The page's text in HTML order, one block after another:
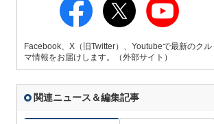
Facebook、X（旧Twitter）、Youtubeで最新のクル
マ情報をお届けします。（外部サイト）
関連ニュース＆編集記事